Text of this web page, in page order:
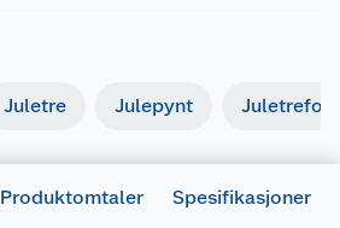
Juletre Julepynt Juletrefot
Produktomtaler Spesifikasjoner